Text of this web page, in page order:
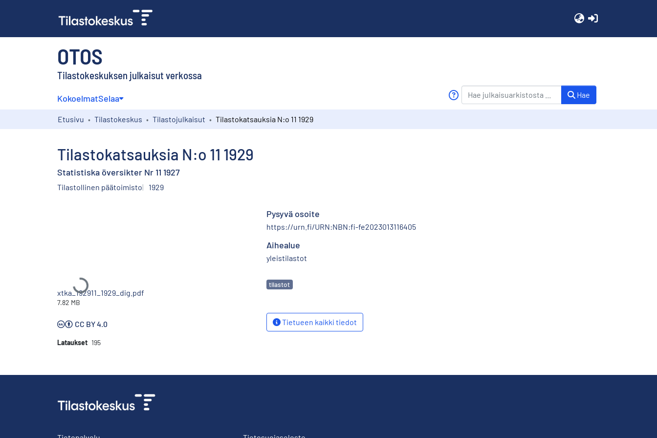
OTOS
Tilastokeskuksen julkaisut verkossa
KokoelmatSelaa Hae
Etusivu Tilastokeskus Tilastojulkaisut Tilastokatsauksia N:o 11 1929
Tilastokatsauksia N:o 11 1929
Statistiska översikter Nr 11 1927
Tilastollinen päätoimisto 1929
Ladataan...
xtka_192911_1929_dig.pdf
7.82 MB
CC BY 4.0
Lataukset 195
Pysyvä osoite
https://urn.fi/URN:NBN:fi-fe2023013116405
Aihealue
yleistilastot
Avainsanat
tilastot
Tietueen kaikki tiedot